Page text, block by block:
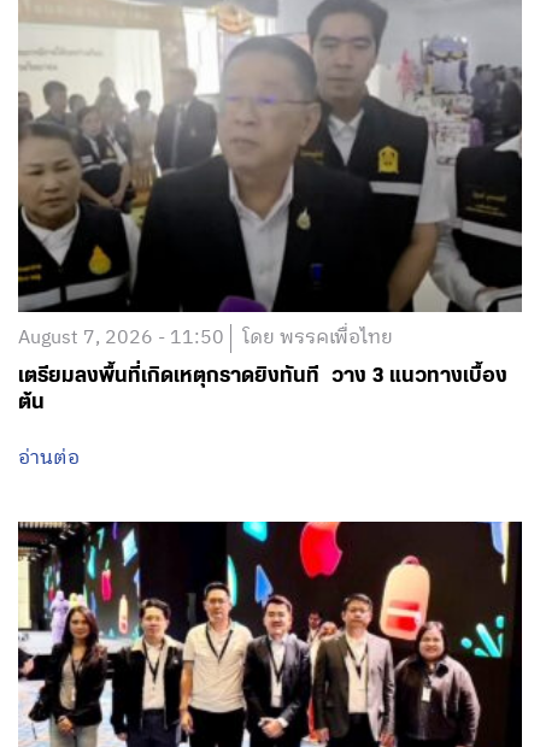
August 7, 2026 - 11:50 โดย พรรคเพื่อไทย
เตรียมลงพื้นที่เกิดเหตุกราดยิงทันที วาง 3 แนวทางเบื้อง
ต้น
อ่านต่อ